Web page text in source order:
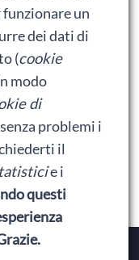
un
dei dati di
(cookie
modo
di
problemi i
il
e i
questi